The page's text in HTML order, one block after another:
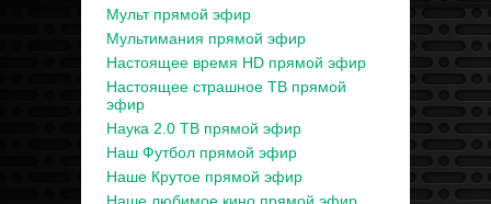
Мульт прямой эфир
Мультимания прямой эфир
Настоящее время HD прямой эфир
Настоящее страшное ТВ прямой
эфир
Наука 2.0 ТВ прямой эфир
Наш Футбол прямой эфир
Наше Крутое прямой эфир